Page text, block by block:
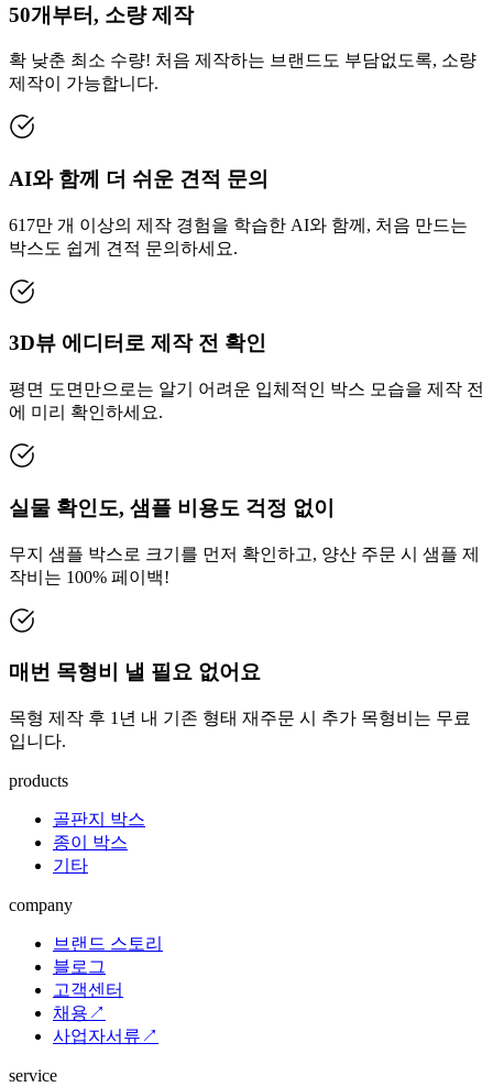
50개부터, 소량 제작
확 낮춘 최소 수량! 처음 제작하는 브랜드도 부담없도록, 소량
제작이 가능합니다.
AI와 함께 더 쉬운 견적 문의
617만 개 이상의 제작 경험을 학습한 AI와 함께, 처음 만드는
박스도 쉽게 견적 문의하세요.
3D뷰 에디터로 제작 전 확인
평면 도면만으로는 알기 어려운 입체적인 박스 모습을 제작 전
에 미리 확인하세요.
실물 확인도, 샘플 비용도 걱정 없이
무지 샘플 박스로 크기를 먼저 확인하고, 양산 주문 시 샘플 제
작비는 100% 페이백!
매번 목형비 낼 필요 없어요
목형 제작 후 1년 내 기존 형태 재주문 시 추가 목형비는 무료
입니다.
products
골판지 박스
종이 박스
기타
company
브랜드 스토리
블로그
고객센터
채용↗
사업자서류↗
service